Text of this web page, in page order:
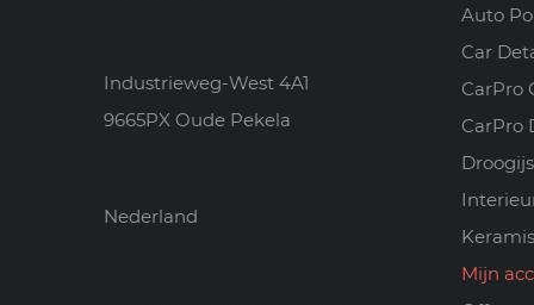
Industrieweg-West 4A1
9665PX Oude Pekela
Nederland
Auto
Car
CarPro
CarPro
Mijn